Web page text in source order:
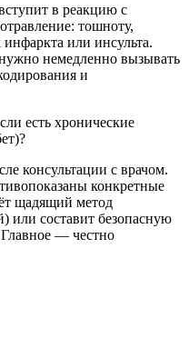
в реакцию с
тошноту,
или инсульта.
немедленно вызывать
и
есть хронические
консультации с врачом.
конкретные
щадящий метод
или составит безопасную
— честно